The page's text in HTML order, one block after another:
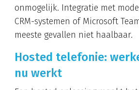
onmogelijk. Integratie met
CRM-systemen of Microsoft
meeste gevallen niet haalbaar.
Hosted telefonie:
nu werkt